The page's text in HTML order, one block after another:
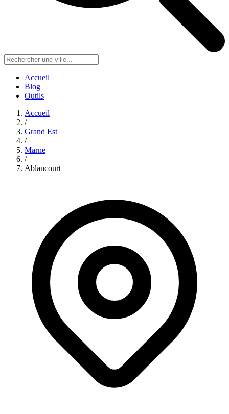
Accueil
Blog
Outils
Accueil
/
Grand Est
/
Marne
/
Ablancourt